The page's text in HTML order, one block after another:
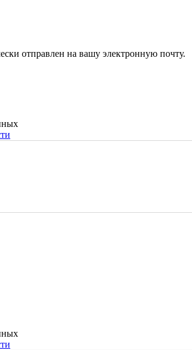
отправлен на вашу электронную почту.